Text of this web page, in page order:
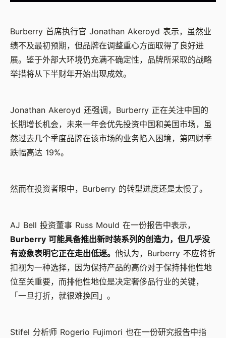
Burberry 首席执行官 Jonathan Akeroyd 表示，虽然业
绩不及最初预期，但品牌在调整重心方面取得了良好进
展。鉴于外部大环境仍充满不确定性，品牌所采取的战略
举措将从下半财年开始出现成效。
Jonathan Akeroyd 还强调，Burberry 正在关注中国的
长期增长机会，未来一年会优先投资中国和美国市场，虽
然过去几个季度品牌在该市场的业务陷入困境，第四财季
跌幅高达 19%。
然而在投资者眼中，Burberry 的转型进度还是太慢了。
AJ Bell 投资董事 Russ Mould 在一份报告中表示，
Burberry 可能具备推出新时装系列的创造力，但几乎没
有迹象表明它正在走出低迷。 他认为，Burberry 不应将折
扣视为一种选择，因为保持产品的高价对于保持排他性地
位至关重要，而排他性地位是决定奢侈品行业的关键，
「一旦打折，就很难挽回」。
Stifel 分析师 Rogerio Fujimori 也在一份研究报告中指